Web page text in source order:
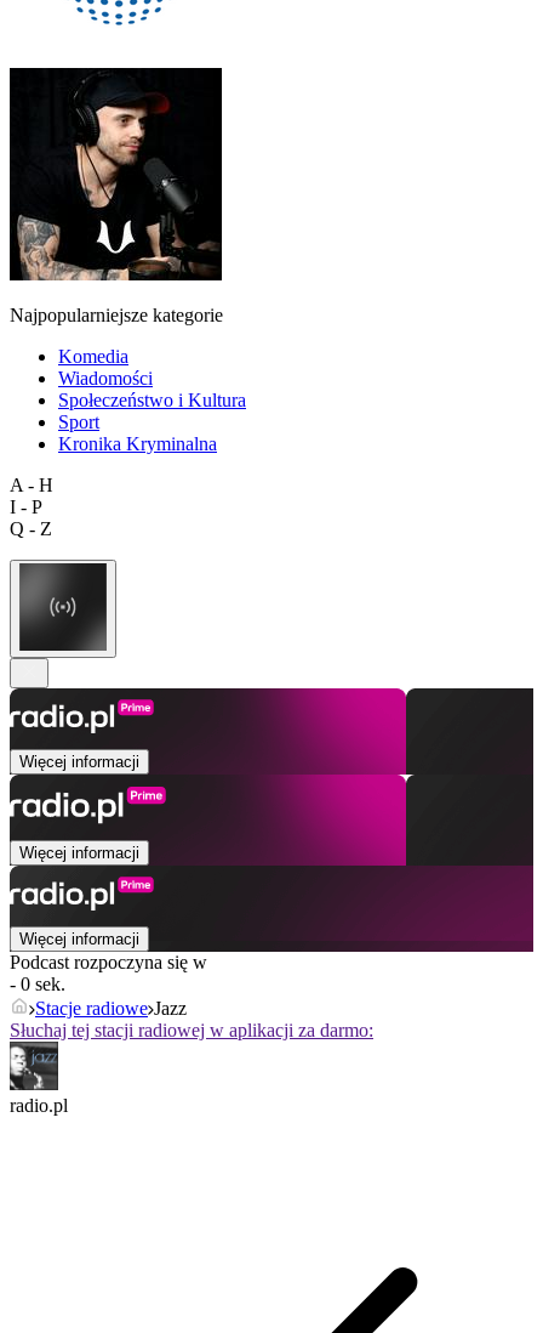
Najpopularniejsze kategorie
Komedia
Wiadomości
Społeczeństwo i Kultura
Sport
Kronika Kryminalna
A - H
I - P
Q - Z
Więcej informacji
Więcej informacji
Więcej informacji
Podcast rozpoczyna się w
- 0 sek.
Stacje radiowe Jazz
Słuchaj tej stacji radiowej w aplikacji za darmo:
radio.pl